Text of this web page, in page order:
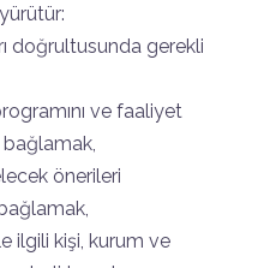
doğrultusunda gerekli
ve faaliyet
önerileri
ilgili kişi, kurum ve